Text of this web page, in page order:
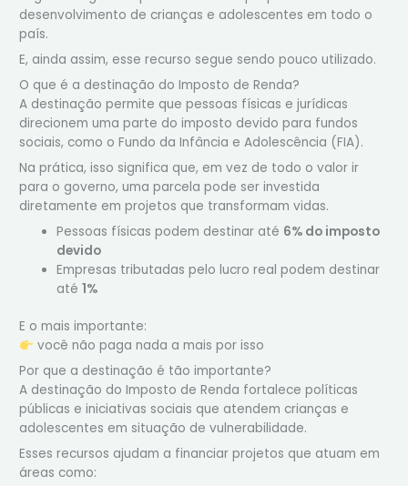
desenvolvimento de crianças e adolescentes em todo o
país.
E, ainda assim, esse recurso segue sendo pouco utilizado.
O que é a destinação do Imposto de Renda?
A destinação permite que pessoas físicas e jurídicas
direcionem uma parte do imposto devido para fundos
sociais, como o Fundo da Infância e Adolescência (FIA).
Na prática, isso significa que, em vez de todo o valor ir
para o governo, uma parcela pode ser investida
diretamente em projetos que transformam vidas.
Pessoas físicas podem destinar até 6% do imposto
devido
Empresas tributadas pelo lucro real podem destinar
até1%
E o mais importante:
você não paga nada a mais por isso
Por que a destinação é tão importante?
A destinação do Imposto de Renda fortalece políticas
públicas e iniciativas sociais que atendem crianças e
adolescentes em situação de vulnerabilidade.
Esses recursos ajudam a financiar projetos que atuam em
áreas como: